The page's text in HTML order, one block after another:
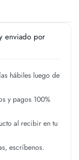
enviado por
hábiles luego de
y pagos 100%
al recibir en tu
escríbenos.